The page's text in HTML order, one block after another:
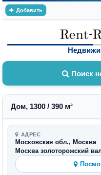
Добавить
Поиск
Дом, 1300 / 390 м²
АДРЕС
Московская обл., Москва
Москва золоторожский